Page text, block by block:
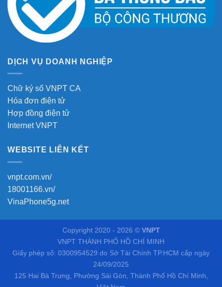
DỊCH VỤ DOANH NGHIỆP
Chữ ký số VNPT CA
Hóa đơn điện tử
Hợp đồng điện tử
Internet VNPT
WEBSITE LIÊN KẾT
vnpt.com.vn/
18001166.vn/
VinaPhone5g.net
Copyright 2020 - 2026 © VNPT
VNPT THÀNH PHỐ HỒ CHÍ MINH
Giấy phép số: 0300954529 do Sở Tài Chính TP.HCM cấp ngày
24/09/2025
125 Hai Bà Trưng, Phường Sài Gòn, Thành Phố Hồ Chí Minh,